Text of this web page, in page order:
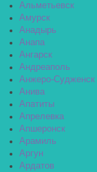
Альметьевск
Амурск
Анадырь
Анапа
Ангарск
Андреаполь
Анжеро-Судженск
Анива
Апатиты
Апрелевка
Апшеронск
Арамиль
Аргун
Ардатов